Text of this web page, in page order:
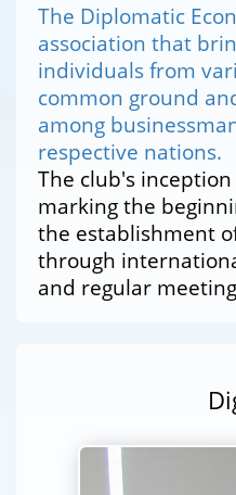
The Diplomatic
association that
individuals from
common ground
among
respective nations.
The club's
marking the
the establishment
through
and regular